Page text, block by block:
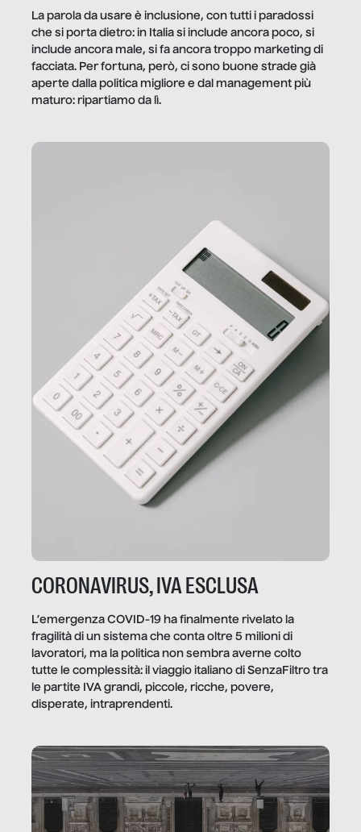
La parola da usare è inclusione, con tutti i paradossi
che si porta dietro: in Italia si include ancora poco, si
include ancora male, si fa ancora troppo marketing di
facciata. Per fortuna, però, ci sono buone strade già
aperte dalla politica migliore e dal management più
maturo: ripartiamo da lì.
CORONAVIRUS, IVA ESCLUSA
L’emergenza COVID-19 ha finalmente rivelato la
fragilità di un sistema che conta oltre 5 milioni di
lavoratori, ma la politica non sembra averne colto
tutte le complessità: il viaggio italiano di SenzaFiltro tra
le partite IVA grandi, piccole, ricche, povere,
disperate, intraprendenti.